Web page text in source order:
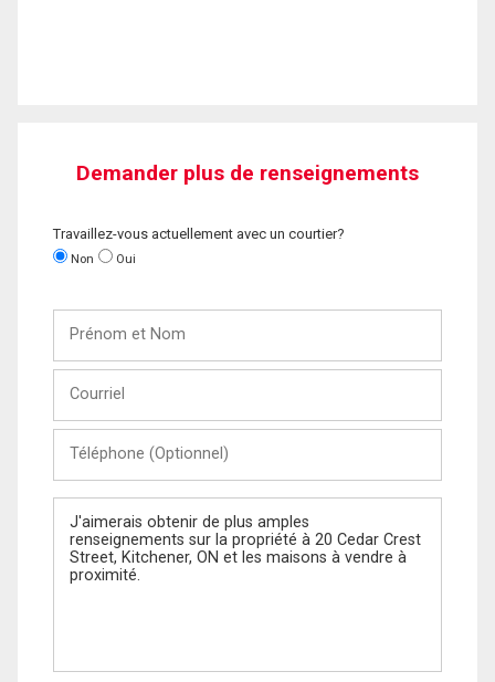
Demander plus de renseignements
Travaillez-vous actuellement avec un courtier?
Non Oui
Nom
(Optionnel)
Message